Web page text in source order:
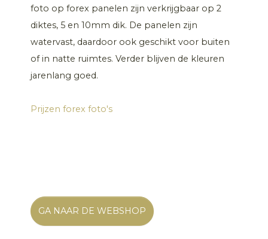
foto op forex panelen zijn verkrijgbaar op 2
diktes, 5 en 10mm dik. De panelen zijn
watervast, daardoor ook geschikt voor buiten
of in natte ruimtes. Verder blijven de kleuren
jarenlang goed.
Prijzen forex foto's
GA NAAR DE WEBSHOP